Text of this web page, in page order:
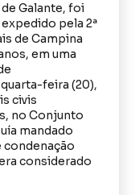
Galante, foi
pela 2ª
de Campina
em uma
feira (20),
civis
no Conjunto
mandado
considerado